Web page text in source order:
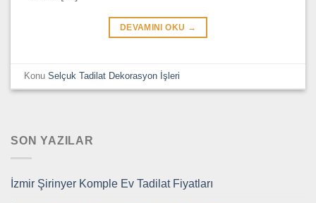
DEVAMINI OKU →
KonuSelçuk Tadilat Dekorasyon İşleri
SON YAZILAR
İzmir Şirinyer Komple Ev Tadilat Fiyatları